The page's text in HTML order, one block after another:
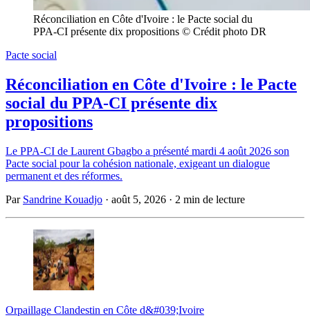
Réconciliation en Côte d'Ivoire : le Pacte social du
PPA-CI présente dix propositions © Crédit photo DR
Pacte social
Réconciliation en Côte d'Ivoire : le Pacte
social du PPA-CI présente dix
propositions
Le PPA-CI de Laurent Gbagbo a présenté mardi 4 août 2026 son
Pacte social pour la cohésion nationale, exigeant un dialogue
permanent et des réformes.
Par Sandrine Kouadjo · août 5, 2026 · 2 min de lecture
Orpaillage Clandestin en Côte d&#039;Ivoire